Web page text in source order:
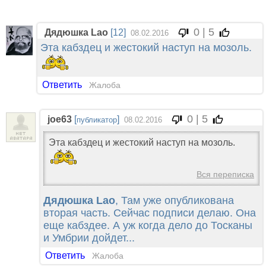
Дядюшка Lao [12] 08.02.2016
0 | 5
Эта кабздец и жестокий наступ на мозоль.
Ответить Жалоба
joe63 [публикатор] 08.02.2016 0 | 5
Эта кабздец и жестокий наступ на мозоль.
Вся переписка
Дядюшка Lao, Там уже опубликована
вторая часть. Сейчас подписи делаю. Она
еще кабздее. А уж когда дело до Тосканы
и Умбрии дойдет...
Ответить Жалоба